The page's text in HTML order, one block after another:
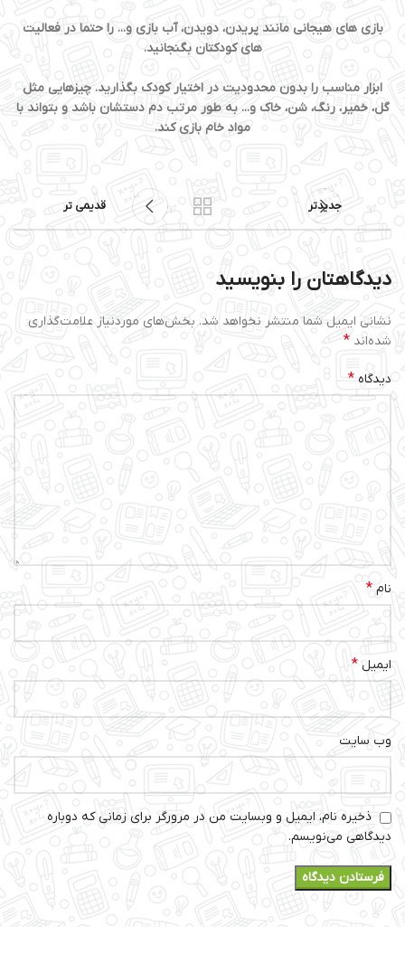
بازی های هیجانی مانند پریدن، دویدن، آب بازی و... را حتما در فعالیت
های کودکتان بگنجانید.
ابزار مناسب را بدون محدودیت در اختیار کودک بگذارید. چیزهایی مثل
گل، خمیر، رنگ، شن، خاک و... به طور مرتب دم دستشان باشد و بتواند با
مواد خام بازی کند.
جدیدتر قدیمی تر
دیدگاهتان را بنویسید
نشانی ایمیل شما منتشر نخواهد شد. بخش‌های موردنیاز علامت‌گذاری
شده‌اند *
دیدگاه *
نام*
ایمیل *
وب‌ سایت
ذخیره نام، ایمیل و وبسایت من در مرورگر برای زمانی که دوباره
دیدگاهی می‌نویسم.